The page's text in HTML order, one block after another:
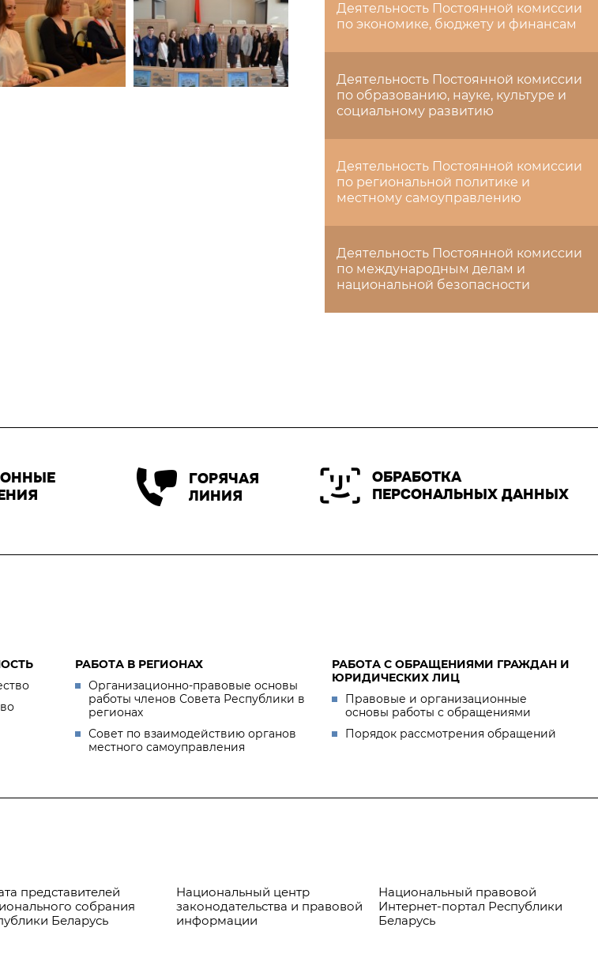
Деятельность Постоянной комиссии
по экономике, бюджету и финансам
Деятельность Постоянной комиссии
по образованию, науке, культуре и
социальному развитию
Деятельность Постоянной комиссии
по региональной политике и
местному самоуправлению
Деятельность Постоянной комиссии
по международным делам и
национальной безопасности
ГОРЯЧАЯ
ЛИНИЯ
ОБРАБОТКА
ПЕРСОНАЛЬНЫХ ДАННЫХ
РАБОТА В РЕГИОНАХ
Организационно-правовые основы
работы членов Совета Республики в
регионах
Совет по взаимодействию органов
местного самоуправления
РАБОТА С ОБРАЩЕНИЯМИ ГРАЖДАН И
ЮРИДИЧЕСКИХ ЛИЦ
Правовые и организационные
основы работы с обращениями
Порядок рассмотрения обращений
представителей
собрания
Беларусь
Национальный центр
законодательства и правовой
информации
Национальный правовой
Интернет-портал Республики
Беларусь